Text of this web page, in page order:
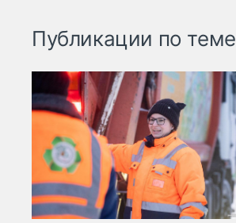
Публикации по теме